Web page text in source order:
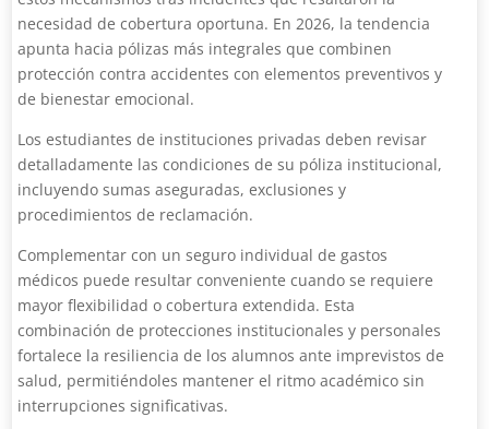
necesidad de cobertura oportuna. En 2026, la tendencia
apunta hacia pólizas más integrales que combinen
protección contra accidentes con elementos preventivos y
de bienestar emocional.
Los estudiantes de instituciones privadas deben revisar
detalladamente las condiciones de su póliza institucional,
incluyendo sumas aseguradas, exclusiones y
procedimientos de reclamación.
Complementar con un seguro individual de gastos
médicos puede resultar conveniente cuando se requiere
mayor flexibilidad o cobertura extendida. Esta
combinación de protecciones institucionales y personales
fortalece la resiliencia de los alumnos ante imprevistos de
salud, permitiéndoles mantener el ritmo académico sin
interrupciones significativas.